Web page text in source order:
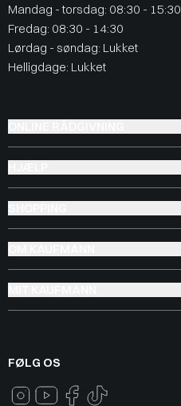
Mandag - torsdag: 08:30 - 15:30
Fredag: 08:30 - 14:30
Lørdag - søndag: Lukket
Helligdage: Lukket
FØLG OS